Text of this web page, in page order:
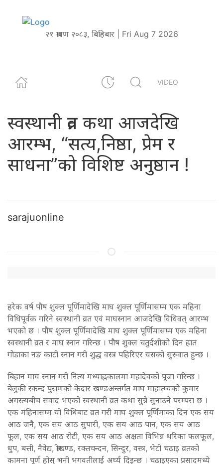
२१ श्रावण २०८३, बिहिबार | Fri Aug 7 2026
VIDEO
स्वस्थानी व्रत कथा आजदेखि
आरम्भ, “सत्य,निष्ठा, प्रेम र
साधना”को विशिष्ट अनुष्ठान !
sarajuonline
हरेक वर्ष पौष शुक्ल पूर्णिमादेखि माघ शुक्ल पूर्णिमासम्म एक महिना
विधिपूर्वक गरिने स्वस्थानी व्रत एवं माघस्नान आजदेखि विधिवत् आरम्भ
भएको छ । पौष शुक्ल पूर्णिमादेखि माघ शुक्ल पूर्णिमासम्म एक महिना
स्वस्थानी व्रत र माघ स्नान गरिन्छ । पौष शुक्ल चतुर्दशीको दिन हात
गोडाका नङ काटी स्नान गरी शुद्ध वस्त्र पहिरिएर यसको सुरुवात हुन्छ ।
बिहान माघ स्नान गरी नित्य मध्याह्नकालमा महादेवको पूजा गरिन्छ ।
बेलुकी स्कन्द पुराणको केदार खण्डअन्तर्गत माघ माहात्म्यको कुमार
अगस्त्यबीच संवाद भएको स्वस्थानी व्रत कथा सुन्ने सुनाउने परम्परा छ ।
एक महिनासम्म यो विधिबाट व्रत गरी माघ शुक्ल पूर्णिमाका दिन एक सय
आठ जनै, एक सय आठ सुपारी, एक सय आठ पान, एक सय आठ
फूल, एक सय आठ रोटी, एक सय आठ अक्षता विभिन्न थरिका फलफूल,
धुप, बत्ती, नैवेद्य, श्रीखण्ड, रक्तचन्दन, सिन्दुर, वस्त्र, भेटी चढाइ व्रतको
कामना पूर्ण होस् भनी भगवतीलाई अर्घ्य दिइन्छ । चढाइएका प्रसादमध्ये